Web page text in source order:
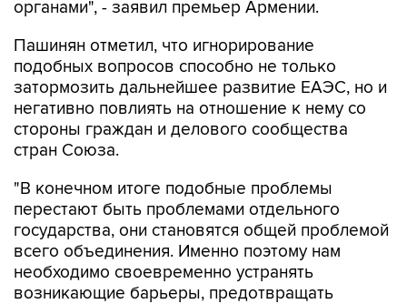
органами", - заявил премьер Армении.
Пашинян отметил, что игнорирование
подобных вопросов способно не только
затормозить дальнейшее развитие ЕАЭС, но и
негативно повлиять на отношение к нему со
стороны граждан и делового сообщества
стран Союза.
"В конечном итоге подобные проблемы
перестают быть проблемами отдельного
государства, они становятся общей проблемой
всего объединения. Именно поэтому нам
необходимо своевременно устранять
возникающие барьеры, предотвращать